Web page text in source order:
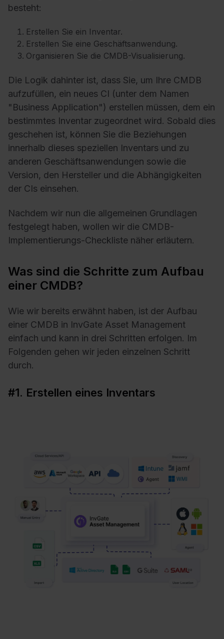
besteht:
Erstellen Sie ein Inventar.
Erstellen Sie eine Geschäftsanwendung.
Organisieren Sie die CMDB-Visualisierung.
Die Logik dahinter ist, dass Sie, um Ihre CMDB
aufzufüllen, ein neues CI (unter dem Namen
"Business Application") erstellen müssen, dem ein
bestimmtes Inventar zugeordnet wird. Sobald dies
geschehen ist, können Sie die Beziehungen
innerhalb dieses speziellen Inventars und zu
anderen Geschäftsanwendungen sowie die
Version, den Hersteller und die Abhängigkeiten
der CIs einsehen.
Nachdem wir nun die allgemeinen Grundlagen
festgelegt haben, wollen wir die CMDB-
Implementierungs-Checkliste näher erläutern.
Was sind die Schritte zum Aufbau
einer CMDB?
Wie wir bereits erwähnt haben, ist der Aufbau
einer CMDB in InvGate Asset Management
einfach und kann in drei Schritten erfolgen. Im
Folgenden gehen wir jeden einzelnen Schritt
durch.
#1. Erstellen eines Inventars